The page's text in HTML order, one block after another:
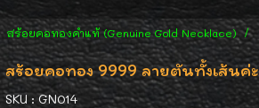
สร้อยคอทองคำแท้ (Genuine Gold Necklace)
สร้อยคอทอง 9999 ลายตันทั้งเส้นค่ะ
SKU : GN014